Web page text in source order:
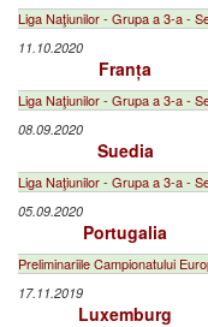
Liga Naţiunilor - Grupa a 3-a -
11.10.2020
Franța
Liga Naţiunilor - Grupa a 3-a -
08.09.2020
Suedia
Liga Naţiunilor - Grupa a 3-a -
05.09.2020
Portugalia
Preliminariile Campionatului
17.11.2019
Luxemburg